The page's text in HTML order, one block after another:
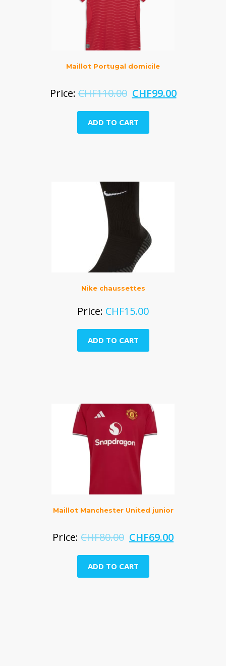
Maillot Portugal domicile
Price:CHF110.00 CHF99.00
ADD TO CART
Nike chaussettes
Price: CHF15.00
ADD TO CART
Maillot Manchester United junior
Price: CHF80.00 CHF69.00
ADD TO CART